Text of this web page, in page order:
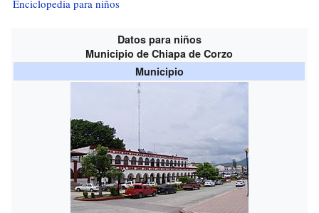
Enciclopedia para niños
Datos para niños
Municipio de Chiapa de Corzo
Municipio